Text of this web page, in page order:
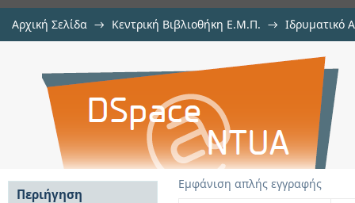
Αρχική Σελίδα → Κεντρική Βιβλιοθήκη Ε.Μ.Π. → Ιδρυματικό
Quantization of mass co-
Εμφάνιση απλής εγγραφής
Περιήγηση